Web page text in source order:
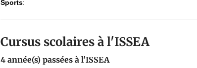
Sports:
Cursus scolaires à l'ISSEA
4 année(s) passées à l'ISSEA